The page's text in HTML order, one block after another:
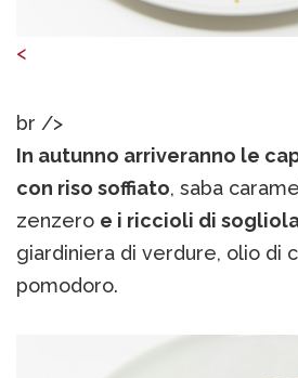
<
br />
In autunno arriveranno le
con riso soffiato, saba
zenzero e i riccioli di
giardiniera di verdure, olio di
pomodoro.